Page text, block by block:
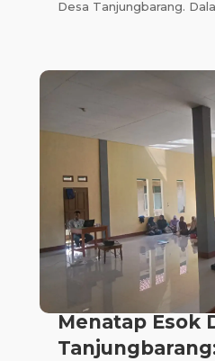
Desa Tanjungbarang.
Menatap Esok